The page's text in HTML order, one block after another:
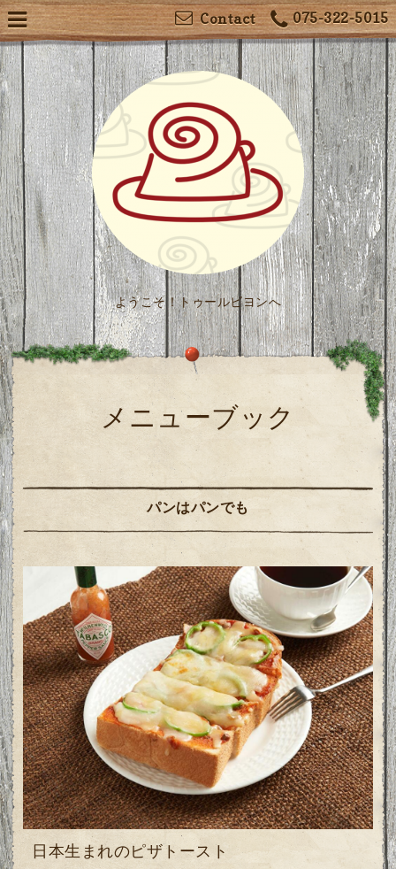
075-322-5015
Contact
ようこそ！トゥールビヨンへ
メニューブック
パンはパンでも
日本生まれのピザトースト